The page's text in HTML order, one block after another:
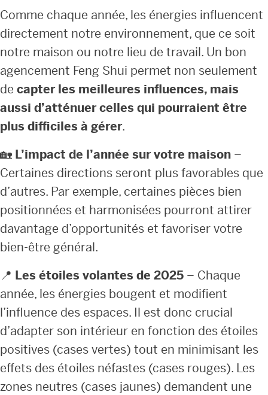
Comme chaque année, les énergies influencent
directement notre environnement, que ce soit
notre maison ou notre lieu de travail. Un bon
agencement Feng Shui permet non seulement
de capter les meilleures influences, mais
aussi d’atténuer celles qui pourraient être
plus difficiles à gérer.
🏡 L’impact de l’année sur votre maison –
Certaines directions seront plus favorables que
d’autres. Par exemple, certaines pièces bien
positionnées et harmonisées pourront attirer
davantage d’opportunités et favoriser votre
bien-être général.
📍 Les étoiles volantes de 2025 – Chaque
année, les énergies bougent et modifient
l’influence des espaces. Il est donc crucial
d’adapter son intérieur en fonction des étoiles
positives (cases vertes) tout en minimisant les
effets des étoiles néfastes (cases rouges). Les
zones neutres (cases jaunes) demandent une